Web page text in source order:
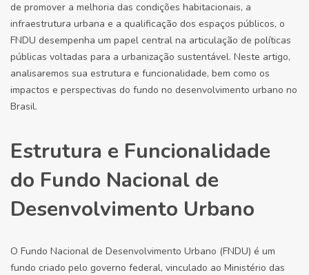
de promover a melhoria das condições habitacionais, a
infraestrutura urbana e a qualificação dos espaços públicos, o
FNDU desempenha um papel central na articulação de políticas
públicas voltadas para a urbanização sustentável. Neste artigo,
analisaremos sua estrutura e funcionalidade, bem como os
impactos e perspectivas do fundo no desenvolvimento urbano no
Brasil.
Estrutura e Funcionalidade
do Fundo Nacional de
Desenvolvimento Urbano
O Fundo Nacional de Desenvolvimento Urbano (FNDU) é um
fundo criado pelo governo federal, vinculado ao Ministério das